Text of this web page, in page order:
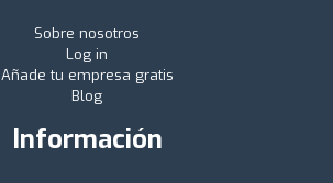
Sobre nosotros
Log in
Añade tu empresa gratis
Blog
Información